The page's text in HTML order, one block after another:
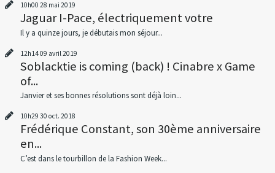
10h00 28 mai 2019
Jaguar I-Pace, électriquement votre
Il y a quinze jours, je débutais mon séjour...
12h1409 avril 2019
Soblacktie is coming (back) ! Cinabre x Game
of...
Janvier et ses bonnes résolutions sont déjà loin...
10h29 30 oct. 2018
Frédérique Constant, son 30ème anniversaire
en...
C’est dans le tourbillon de la Fashion Week...